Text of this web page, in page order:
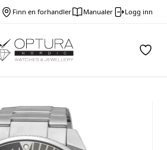
Finn en forhandler Manualer Logg inn